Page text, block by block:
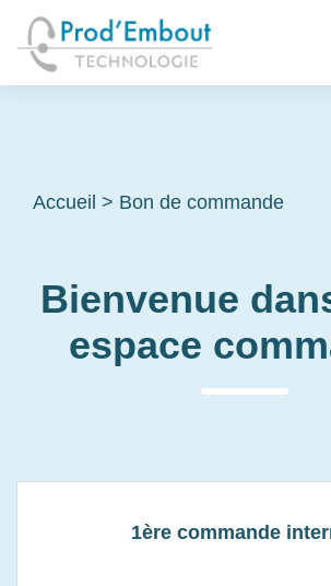
Accueil > Bon de commande
Bienvenue
espace
1ère commande